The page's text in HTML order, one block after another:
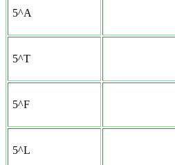
5^A
5^T
5^F
5^L